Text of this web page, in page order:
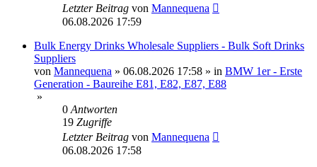
Letzter Beitrag von Mannequena
06.08.2026 17:59
Bulk Energy Drinks Wholesale Suppliers - Bulk Soft Drinks
Suppliers
von Mannequena » 06.08.2026 17:58 » in BMW 1er - Erste
Generation - Baureihe E81, E82, E87, E88
»
0 Antworten
19 Zugriffe
Letzter Beitrag von Mannequena
06.08.2026 17:58